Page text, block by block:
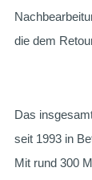
die dem
Das
seit 1993 in
Mit rund 300